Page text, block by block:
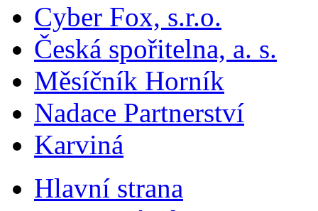
Cyber Fox, s.r.o.
Česká spořitelna, a. s.
Měsíčník Horník
Nadace Partnerství
Karviná
Hlavní strana